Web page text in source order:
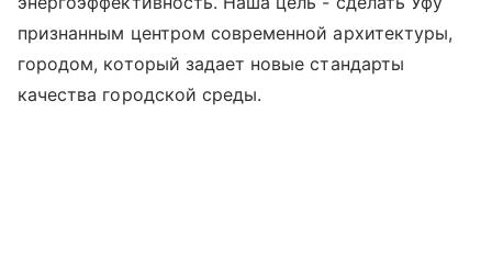
признанным центром современной архитектуры,
городом, который задает новые стандарты
качества городской среды.